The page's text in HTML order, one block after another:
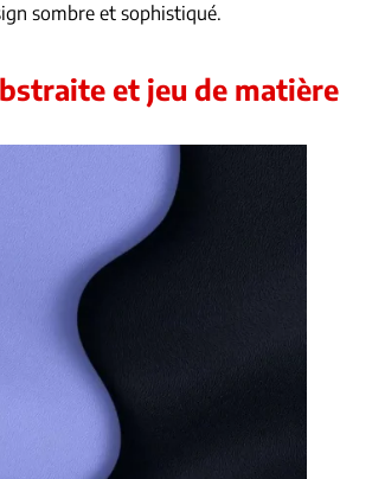
sombre et sophistiqué.
et jeu de matière